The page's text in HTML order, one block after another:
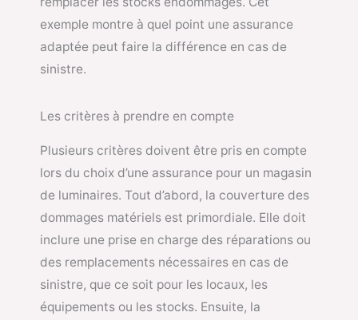
exemple montre à quel point une assurance
adaptée peut faire la différence en cas de
sinistre.
Les critères à prendre en compte
Plusieurs critères doivent être pris en compte
lors du choix d’une assurance pour un magasin
de luminaires. Tout d’abord, la couverture des
dommages matériels est primordiale. Elle doit
inclure une prise en charge des réparations ou
des remplacements nécessaires en cas de
sinistre, que ce soit pour les locaux, les
équipements ou les stocks. Ensuite, la